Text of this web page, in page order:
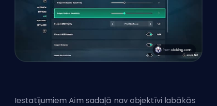
Iestatījumiem Aim sadaļā nav objektīvi labākās